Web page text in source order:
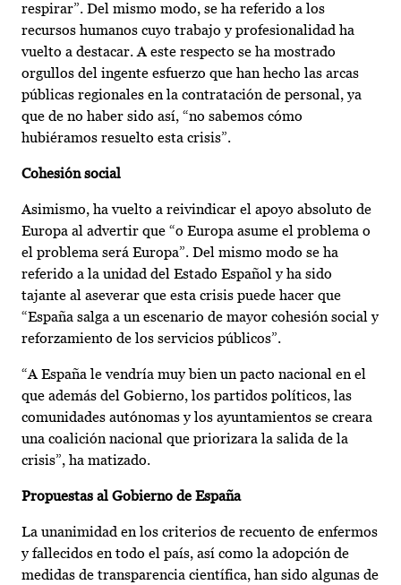
respirar”. Del mismo modo, se ha referido a los
recursos humanos cuyo trabajo y profesionalidad ha
vuelto a destacar. A este respecto se ha mostrado
orgullos del ingente esfuerzo que han hecho las arcas
públicas regionales en la contratación de personal, ya
que de no haber sido así, “no sabemos cómo
hubiéramos resuelto esta crisis”.
Cohesión social
Asimismo, ha vuelto a reivindicar el apoyo absoluto de
Europa al advertir que “o Europa asume el problema o
el problema será Europa”. Del mismo modo se ha
referido a la unidad del Estado Español y ha sido
tajante al aseverar que esta crisis puede hacer que
“España salga a un escenario de mayor cohesión social y
reforzamiento de los servicios públicos”.
“A España le vendría muy bien un pacto nacional en el
que además del Gobierno, los partidos políticos, las
comunidades autónomas y los ayuntamientos se creara
una coalición nacional que priorizara la salida de la
crisis”, ha matizado.
Propuestas al Gobierno de España
La unanimidad en los criterios de recuento de enfermos
y fallecidos en todo el país, así como la adopción de
medidas de transparencia científica, han sido algunas de